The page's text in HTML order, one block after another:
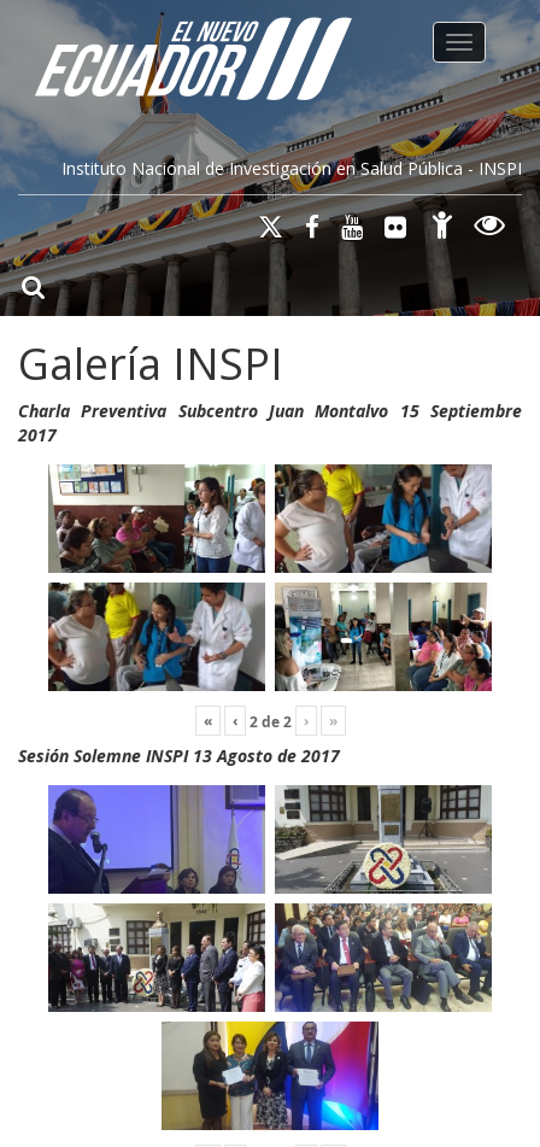
Instituto Nacional de Investigación en Salud Pública - INSPI
Toggle
Galería INSPI
Charla Preventiva Subcentro Juan Montalvo 15 Septiembre
2017
« ‹ 2de2 › »
Sesión Solemne INSPI 13 Agosto de 2017